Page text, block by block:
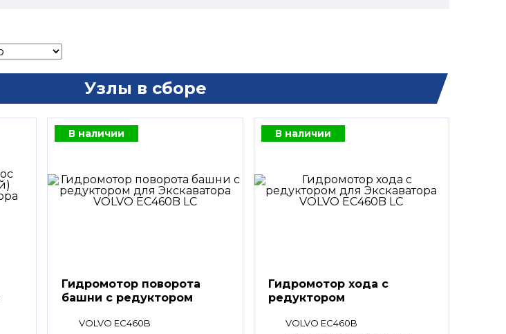
Узлы в сборе
В наличии
Гидромотор поворота
башни с редуктором
VOLVO EC460B
В наличии
Гидромотор хода с
редуктором
VOLVO EC460B